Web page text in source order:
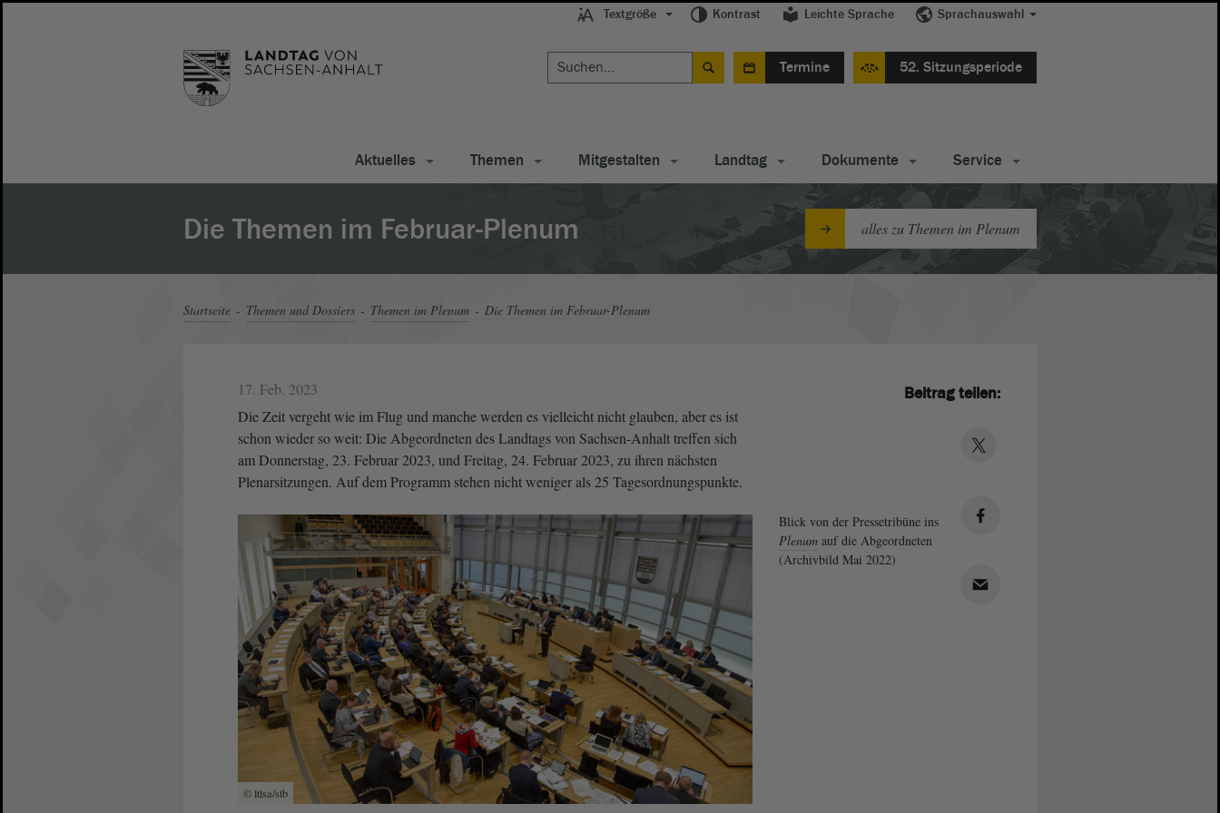
Textgröße Kontrast Leichte Sprache Sprachauswahl
Termine 52. Sitzungsperiode
Aktuelles Themen Mitgestalten Landtag Dokumente Service
Die Themen im Februar-Plenum alles zu Themen im Plenum
Startseite Themen und Dossiers Themen im Plenum Die Themen im Februar-Plenum
17. Feb. 2023
Die Zeit vergeht wie im Flug und manche werden es vielleicht nicht glauben, aber es ist
schon wieder so weit: Die Abgeordneten des Landtags von Sachsen-Anhalt treffen sich
am Donnerstag, 23. Februar 2023, und Freitag, 24. Februar 2023, zu ihren nächsten
Plenarsitzungen. Auf dem Programm stehen nicht weniger als 25 Tagesordnungspunkte.
© ltlsa/stb
Blick von der Pressetribüne ins
Plenumauf die Abgeordneten
(Archivbild Mai 2022)
Beitrag teilen: